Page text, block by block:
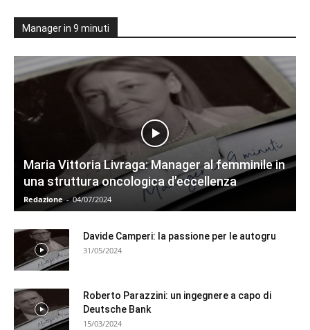
Manager in 9 minuti
Maria Vittoria Livraga: Manager al femminile in
una struttura oncologica d’eccellenza
Redazione - 04/07/2024
Davide Camperi: la passione per le autogru
31/05/2024
Roberto Parazzini: un ingegnere a capo di
Deutsche Bank
15/03/2024